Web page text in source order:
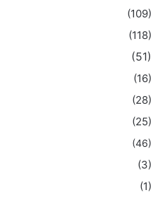
(109)
(118)
(51)
(16)
(28)
(25)
(46)
(3)
(1)